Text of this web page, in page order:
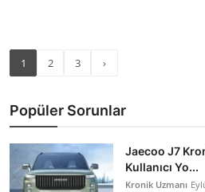
1 2 3 ›
Popüler Sorunlar
Jaecoo J7
Kullanıcı Yo...
Kronik Uzmanı